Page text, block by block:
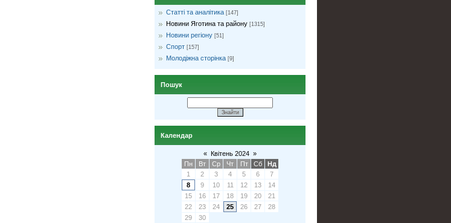
Статті та аналітика [147]
Новини Яготина та району [1315]
Новини регіону [51]
Спорт [157]
Молодіжна сторінка [9]
Пошук
Календар
« Квітень 2024 »
Пн
Вт Ср Чт Пт Сб
Нд
1
2 3 4 5 6
7
8
9 10 11 12 13
14
15
16 17 18 19 20
21
22
23 24 25 26 27
28
29
30